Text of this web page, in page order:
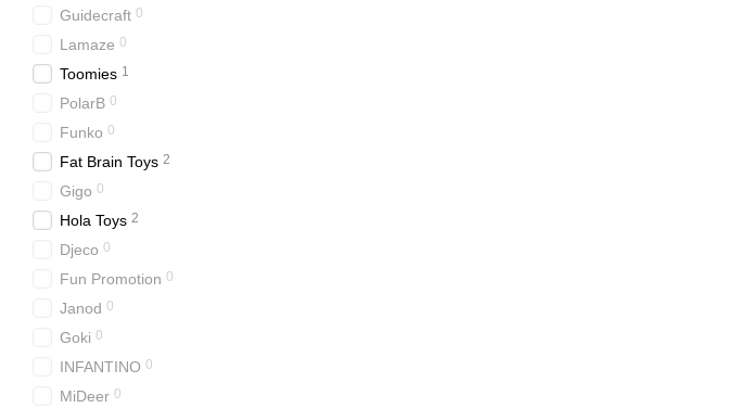
Guidecraft 0
Lamaze 0
Toomies 1
PolarB 0
Funko 0
Fat Brain Toys 2
Gigo 0
Hola Toys 2
Djeco 0
Fun Promotion 0
Janod 0
Goki 0
INFANTINO 0
MiDeer 0